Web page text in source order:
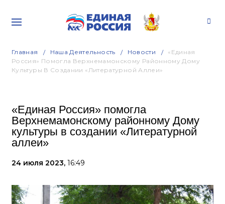
Главная Наша Деятельность Новости
«Единая
Россия» Помогла Верхнемамонскому Районному Дому
Культуры В Создании «Литературной Аллеи»
«Единая Россия» помогла
Верхнемамонскому районному Дому
культуры в создании «Литературной
аллеи»
24 июля 2023, 16:49